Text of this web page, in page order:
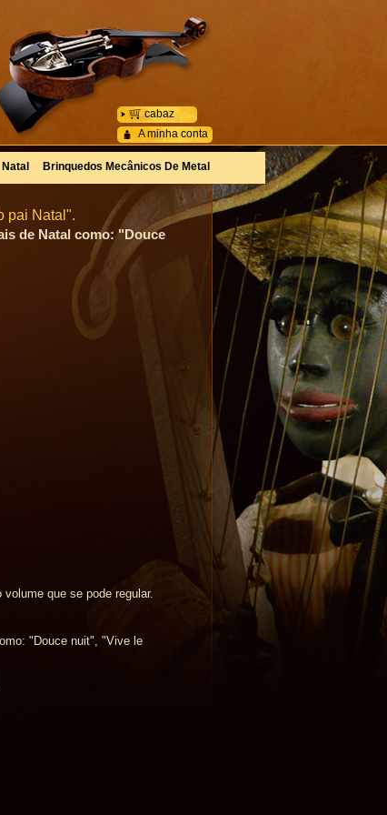
A minha conta
cabaz
Natal Brinquedos Mecânicos De Metal
pai Natal".
de Natal como: "Douce
que se pode regular.
"Douce nuit", "Vive le